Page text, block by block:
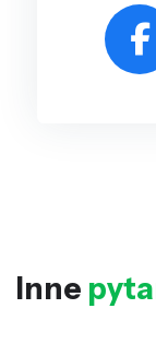
Inne